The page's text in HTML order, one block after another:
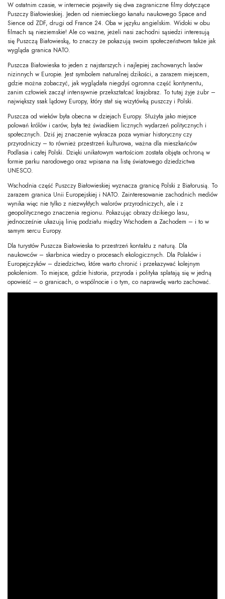
W ostatnim czasie, w internecie pojawiły się dwa zagraniczne filmy dotyczące
Puszczy Białowieskiej. Jeden od niemieckiego kanału naukowego Space and
Sience od ZDF, drugi od France 24. Oba w języku angielskim. Widoki w obu
filmach są nieziemskie! Ale co ważne, jeżeli nasi zachodni sąsiedzi interesują
się Puszczą Białowieską, to znaczy że pokazują swoim społeczeństwom także jak
wygląda granica NATO.
Puszcza Białowieska to jeden z najstarszych i najlepiej zachowanych lasów
nizinnych w Europie. Jest symbolem naturalnej dzikości, a zarazem miejscem,
gdzie można zobaczyć, jak wyglądała niegdyś ogromna część kontynentu,
zanim człowiek zaczął intensywnie przekształcać krajobraz. To tutaj żyje żubr –
największy ssak lądowy Europy, który stał się wizytówką puszczy i Polski.
Puszcza od wieków była obecna w dziejach Europy. Służyła jako miejsce
polowań królów i carów, była też świadkiem licznych wydarzeń politycznych i
społecznych. Dziś jej znaczenie wykracza poza wymiar historyczny czy
przyrodniczy – to również przestrzeń kulturowa, ważna dla mieszkańców
Podlasia i całej Polski. Dzięki unikatowym wartościom została objęta ochroną w
formie parku narodowego oraz wpisana na listę światowego dziedzictwa
UNESCO.
Wschodnia część Puszczy Białowieskiej wyznacza granicę Polski z Białorusią. To
zarazem granica Unii Europejskiej i NATO. Zainteresowanie zachodnich mediów
wynika więc nie tylko z niezwykłych walorów przyrodniczych, ale i z
geopolitycznego znaczenia regionu. Pokazując obrazy dzikiego lasu,
jednocześnie ukazują linię podziału między Wschodem a Zachodem – i to w
samym sercu Europy.
Dla turystów Puszcza Białowieska to przestrzeń kontaktu z naturą. Dla
naukowców – skarbnica wiedzy o procesach ekologicznych. Dla Polaków i
Europejczyków – dziedzictwo, które warto chronić i przekazywać kolejnym
pokoleniom. To miejsce, gdzie historia, przyroda i polityka splatają się w jedną
opowieść – o granicach, o wspólnocie i o tym, co naprawdę warto zachować.